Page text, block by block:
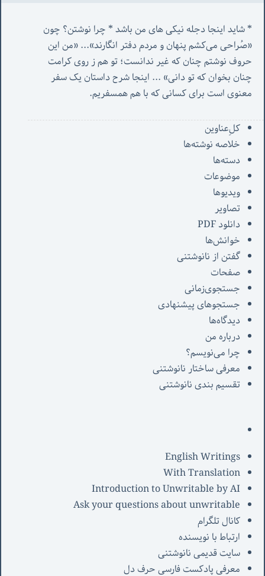
«صُراحی می‌کشم پنهان‌ و مردم‌ دفتر انگارند»... «
چنان بخوان که تو دانی» ...
معنوی است برای کسانی که با هم همسفریم.
کل‌ِعناوین
خلاصه نوشته‌ها
دسته‌ها
موضوعات
ویدیوها
تصاویر
دانلود PDF
خوانش‌ها
گفتن از نانوشتنی
صفحات
جستجوی‌زمانی
جستجوهای پیشنهادی
دیدگاه‌ها
درباره من
چرا می‌نویسم؟
معرفی‌ ساختار نانوشتنی
تقسیم بندی نانوشتنی
English Writings
With Translation
Introduction to Unwritable by AI
Ask your questions about unwritable
کانال تلگرام
ارتباط با نویسنده
سایت قدیمی نانوشتنی
معرفی پادکست فارسی حرف دل